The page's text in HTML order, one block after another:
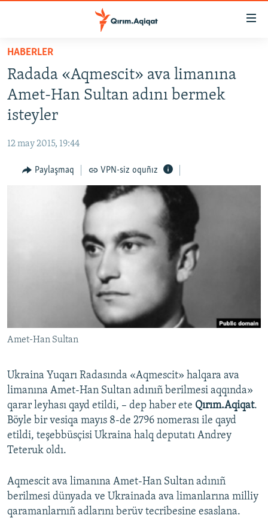
Esas
qaytmaq
Baş
navigatsiyağa
qaytmaq
Qıdıruvğa
qaytmaq
HABERLER
İQTİSADİYAT
MEDENİYET
İNSAN AQLARI
QOŞULIÑIZ!
RFE/RS bütün saytları
HABERLER
Radada «Aqmescit» ava limanına
Amet-Han Sultan adını bermek
isteyler
12 may 2015, 19:44
Paylaşmaq VPN-siz oquñız
Amet-Han Sultan
Ukraina Yuqarı Radasında «Aqmescit» halqara ava
limanına Amet-Han Sultan adınıñ berilmesi aqqında»
qarar leyhası qayd etildi, – dep haber ete Qırım.Aqiqat.
Böyle bir vesiqa mayıs 8-de 2796 nomerası ile qayd
etildi, teşebbüsçisi Ukraina halq deputatı Andrey
Teteruk oldı.
Aqmescit ava limanına Amet-Han Sultan adınıñ
berilmesi dünyada ve Ukrainada ava limanlarına milliy
qaramanlarnıñ adlarını berüv tecribesine esaslana.